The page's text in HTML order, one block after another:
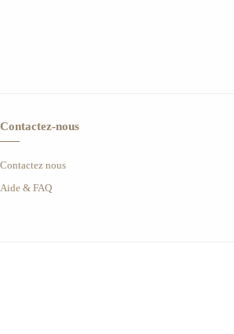
Contactez-nous
Contactez nous
Aide & FAQ